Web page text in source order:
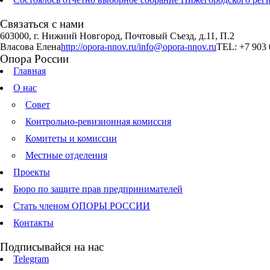
Связаться с нами
603000, г. Нижний Новгород, Почтовый Съезд, д.11, П.2
Власова Еленаhttp://opora-nnov.ru/info@opora-nnov.ruTEL: +7 903
Опора России
Главная
О нас
Совет
Контрольно-ревизионная комиссия
Комитеты и комиссии
Местные отделения
Проекты
Бюро по защите прав предпринимателей
Стать членом ОПОРЫ РОССИИ
Контакты
Подписывайся на нас
Telegram